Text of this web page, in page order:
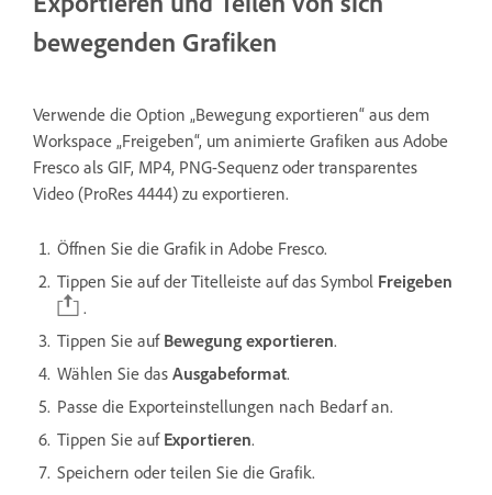
bewegenden Grafiken
Verwende die Option „Bewegung exportieren“ aus dem
Workspace „Freigeben“, um animierte Grafiken aus Adobe
Fresco als GIF, MP4, PNG-Sequenz oder transparentes
Video (ProRes 4444) zu exportieren.
Öffnen Sie die Grafik in Adobe Fresco.
Tippen Sie auf der Titelleiste auf das Symbol Freigeben
.
Tippen Sie auf Bewegung exportieren.
Wählen Sie das Ausgabeformat.
Passe die Exporteinstellungen nach Bedarf an.
Tippen Sie auf Exportieren.
Speichern oder teilen Sie die Grafik.